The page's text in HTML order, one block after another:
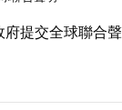
府提交全球聯合聲